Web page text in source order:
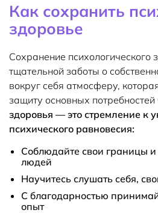
Как сохранить
здоровье
Сохранение психологического
тщательной заботы о
вокруг себя атмосферу,
защиту основных потребностей
здоровья — это стремление к
психического равновесия:
Соблюдайте свои границы
людей
Научитесь слушать себя,
С благодарностью
опыт